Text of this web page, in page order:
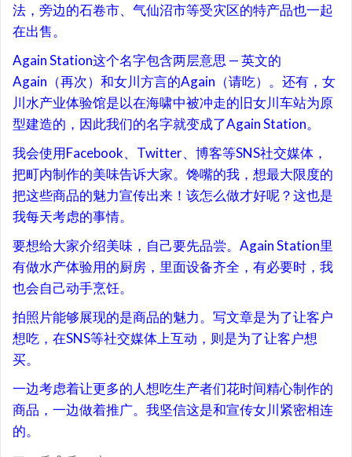
法，旁边的石卷市、气仙沼市等受灾区的特产品也一起
在出售。
Again Station这个名字包含两层意思 — 英文的
Again（再次）和女川方言的Again（请吃）。还有，女
川水产业体验馆是以在海啸中被冲走的旧女川车站为原
型建造的，因此我们的名字就变成了Again Station。
我会使用Facebook、Twitter、博客等SNS社交媒体，
把町内制作的美味告诉大家。馋嘴的我，想最大限度的
把这些商品的魅力宣传出来！该怎么做才好呢？这也是
我每天考虑的事情。
要想给大家介绍美味，自己要先品尝。Again Station里
有做水产体验用的厨房，里面设备齐全，有必要时，我
也会自己动手烹饪。
拍照片能够展现的是商品的魅力。写文章是为了让客户
想吃，在SNS等社交媒体上互动，则是为了让客户想
买。
一边考虑着让更多的人想吃生产者们花时间精心制作的
商品，一边做着推广。我坚信这是和宣传女川紧密相连
的。